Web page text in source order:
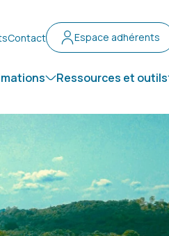
Contact Espace adhérents
Ressources et outils